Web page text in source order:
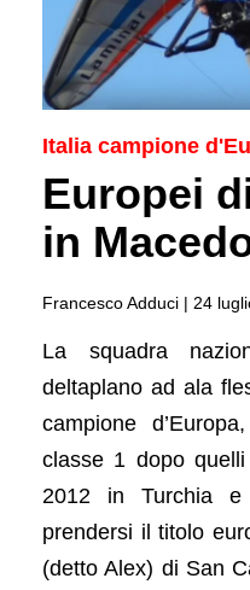
Italia campione
Europei
in
Francesco Adduci | 24
La squadra
deltaplano ad ala
campione
classe 1 dopo
2012 in Turchia
prendersi il titolo
(detto Alex) di San